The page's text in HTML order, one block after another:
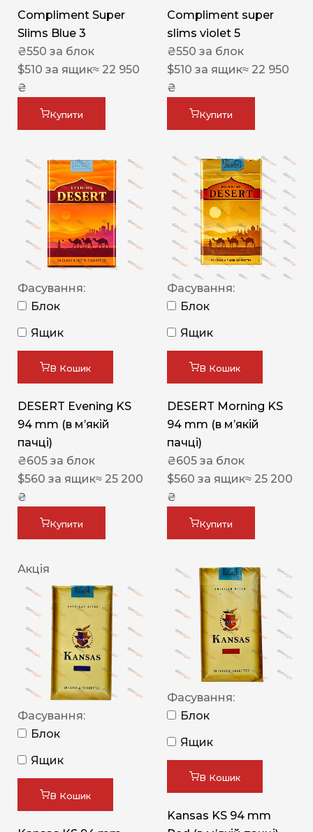
Compliment Super
Slims Blue 3
₴550 за блок
$510 за ящик≈ 22 950
₴
Купити
Compliment super
slims violet 5
₴550 за блок
$510 за ящик≈ 22 950
₴
Купити
Фасування:
Блок
Ящик
В Кошик
DESERT Evening KS
94 mm (в мʼякій
пачці)
₴605 за блок
$560 за ящик≈ 25 200
₴
Купити
Фасування:
Блок
Ящик
В Кошик
DESERT Morning KS
94 mm (в мʼякій
пачці)
₴605 за блок
$560 за ящик≈ 25 200
₴
Купити
Акція
Фасування:
Блок
Ящик
В Кошик
Фасування:
Блок
Ящик
В Кошик
Kansas KS 94 mm